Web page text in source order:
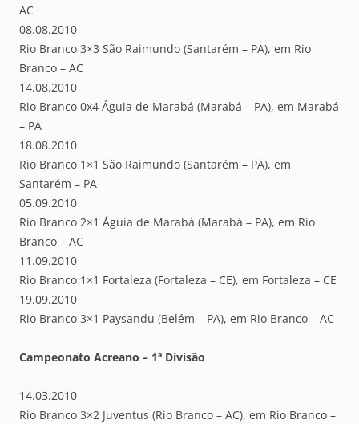
AC
08.08.2010
Rio Branco 3×3 São Raimundo (Santarém – PA), em Rio
Branco – AC
14.08.2010
Rio Branco 0x4 Águia de Marabá (Marabá – PA), em Marabá
– PA
18.08.2010
Rio Branco 1×1 São Raimundo (Santarém – PA), em
Santarém – PA
05.09.2010
Rio Branco 2×1 Águia de Marabá (Marabá – PA), em Rio
Branco – AC
11.09.2010
Rio Branco 1×1 Fortaleza (Fortaleza – CE), em Fortaleza – CE
19.09.2010
Rio Branco 3×1 Paysandu (Belém – PA), em Rio Branco – AC
Campeonato Acreano – 1ª Divisão
14.03.2010
Rio Branco 3×2 Juventus (Rio Branco – AC), em Rio Branco –